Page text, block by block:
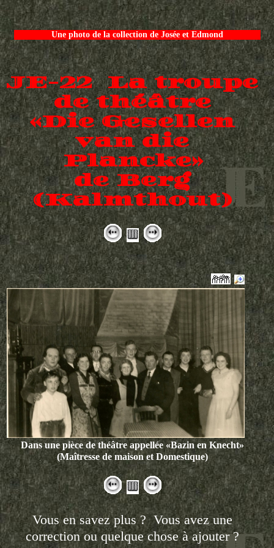
Une photo de la collection de Josée et Edmond
JE-22 La troupe
de théâtre
«Die Gesellen
van die
Plancke»
de Berg
(Kalmthout)
Dans une pièce de théâtre appellée «Bazin en Knecht»
(Maîtresse de maison et Domestique)
Vous en savez plus ? Vous avez une
correction ou quelque chose à ajouter ?